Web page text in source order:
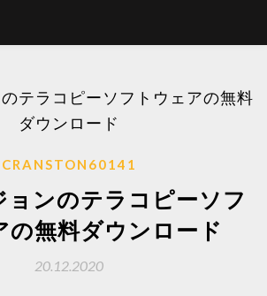
テラコピーソフトウェアの無料
ダウンロード
CRANSTON60141
ョンのテラコピーソフ
の無料ダウンロード
20.12.2020